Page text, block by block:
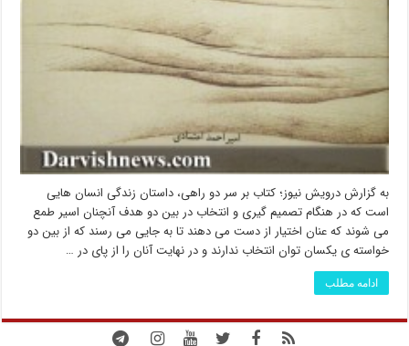
به گزارش درویش نیوز؛ کتاب بر سر دو راهی، داستان زندگی انسان هایی
است که در هنگام تصمیم گیری و انتخاب در بین دو هدف آنچنان اسیر طمع
می شوند که عنان اختیار از دست می دهند تا به جایی می رسند که از بین دو
خواسته ی یکسان توان انتخاب ندارند و در نهایت آنان را از پای در …
ادامه مطلب